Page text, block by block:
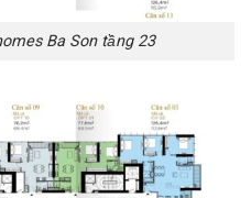
Ba Son tầng 23